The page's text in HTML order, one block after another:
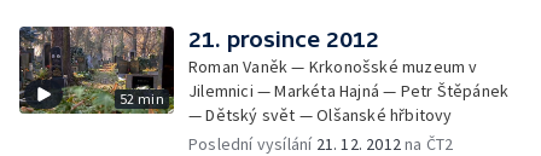
52 min
21. prosince 2012
Roman Vaněk — Krkonošské muzeum v
Jilemnici — Markéta Hajná — Petr Štěpánek
— Dětský svět — Olšanské hřbitovy
Poslední vysílání 21. 12. 2012 na ČT2